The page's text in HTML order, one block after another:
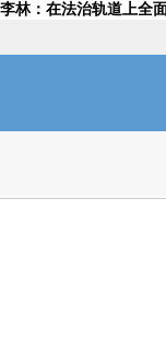
李林：在法治轨道上全